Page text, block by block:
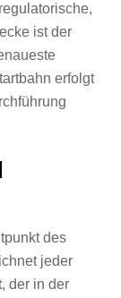
ist der
erfolgt
des
jeder
, der in der